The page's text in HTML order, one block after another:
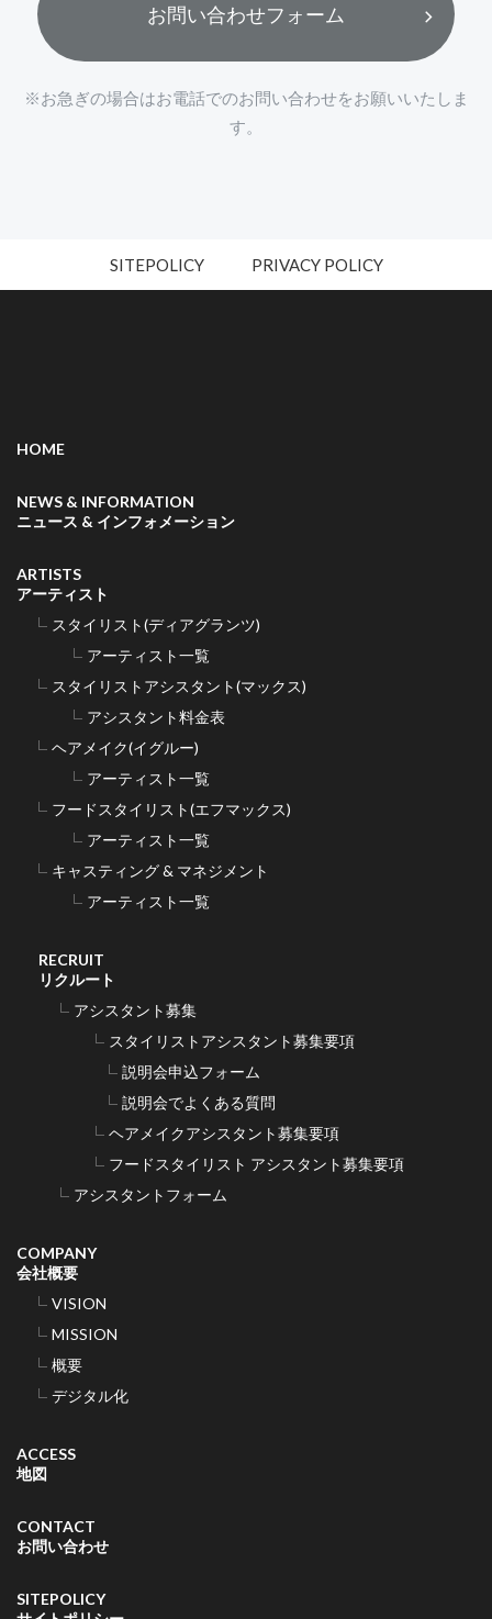
お問い合わせフォーム
※お急ぎの場合はお電話でのお問い合わせをお願いいたしま
す。
SITEPOLICY PRIVACY POLICY
HOME
NEWS & INFORMATION
ニュース & インフォメーション
ARTISTS
アーティスト
スタイリスト(ディアグランツ)
アーティスト一覧
スタイリストアシスタント(マックス)
アシスタント料金表
ヘアメイク(イグルー)
アーティスト一覧
フードスタイリスト(エフマックス)
アーティスト一覧
キャスティング & マネジメント
アーティスト一覧
RECRUIT
リクルート
アシスタント募集
スタイリストアシスタント募集要項
説明会申込フォーム
説明会でよくある質問
ヘアメイクアシスタント募集要項
フードスタイリスト アシスタント募集要項
アシスタントフォーム
COMPANY
会社概要
VISION
MISSION
概要
デジタル化
ACCESS
地図
CONTACT
お問い合わせ
SITEPOLICY